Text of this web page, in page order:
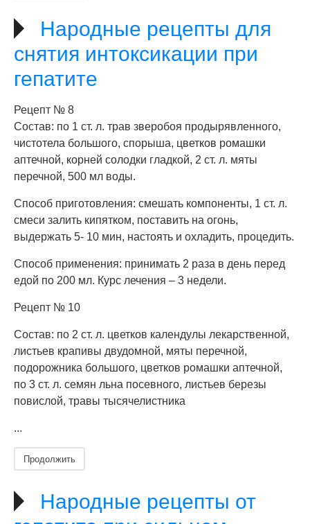
Народные рецепты для
снятия интоксикации при
гепатите
Рецепт № 8
Состав: по 1 ст. л. трав зверобоя продырявленного,
чистотела большого, спорыша, цветков ромашки
аптечной, корней солодки гладкой, 2 ст. л. мяты
перечной, 500 мл воды.
Способ приготовления: смешать компоненты, 1 ст. л.
смеси залить кипятком, поставить на огонь,
выдержать 5- 10 мин, настоять и охладить, процедить.
Способ применения: принимать 2 раза в день перед
едой по 200 мл. Курс лечения – 3 недели.
Рецепт № 10
Состав: по 2 ст. л. цветков календулы лекарственной,
листьев крапивы двудомной, мяты перечной,
подорожника большого, цветков ромашки аптечной,
по 3 ст. л. семян льна посевного, листьев березы
повислой, травы тысячелистника
...
Продолжить
Народные рецепты от